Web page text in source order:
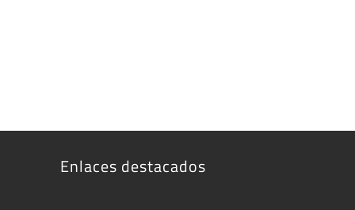
Enlaces destacados